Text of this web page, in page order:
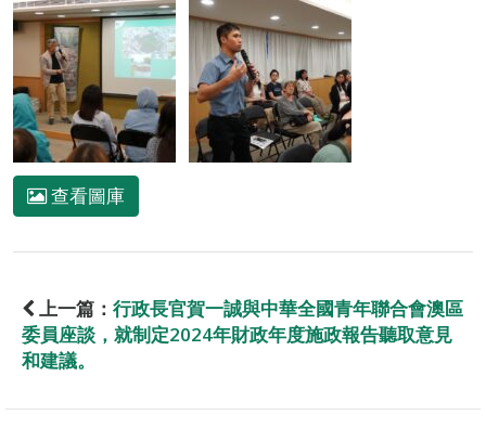
查看圖庫
上一篇： 行政長官賀一誠與中華全國青年聯合會澳區
委員座談，就制定2024年財政年度施政報告聽取意見
和建議。